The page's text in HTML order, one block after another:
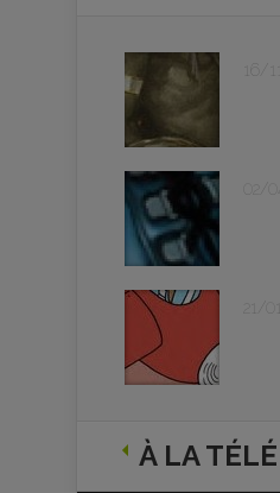
02/
À LA